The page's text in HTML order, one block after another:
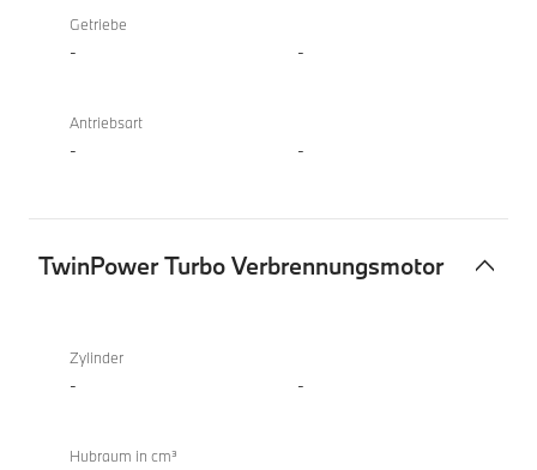
Getriebe
- -
Antriebsart
- -
TwinPower Turbo Verbrennungsmotor
Turbo
Verbrennungsmotor
xDrive20i
Zylinder
- -
Hubraum in cm³